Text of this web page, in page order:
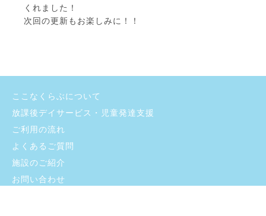
くれました！
次回の更新もお楽しみに！！
ここなくらぶについて
放課後デイサービス・児童発達支援
ご利用の流れ
よくあるご質問
施設のご紹介
お問い合わせ